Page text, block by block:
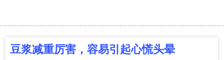
豆浆减重厉害，容易引起心慌头晕